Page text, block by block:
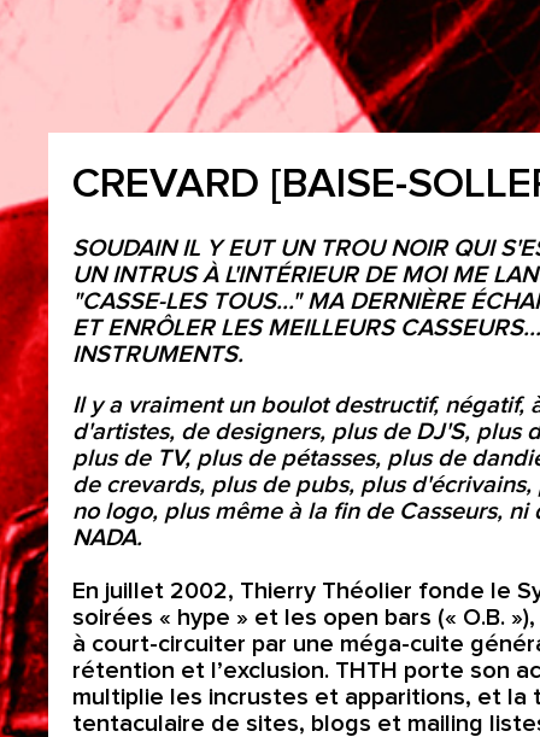
CREVARD [BAISE-
SOUDAIN IL Y EUT UN TROU NOIR QUI
UN INTRUS À L'INTÉRIEUR DE MOI ME
"CASSE-LES TOUS..." MA DERNIÈRE
ET ENRÔLER LES MEILLEURS
INSTRUMENTS.
Il y a vraiment un boulot destructif, négatif,
d'artistes, de designers, plus de DJ'S, plus
plus de TV, plus de pétasses, plus de
de crevards, plus de pubs, plus
no logo, plus même à la fin de Casseurs,
NADA.
En juillet 2002, Thierry Théolier fonde le
soirées « hype » et les open bars (« O.B.
à court-circuiter par une méga-cuite
rétention et l’exclusion. THTH porte son
multiplie les incrustes et apparitions, et la
tentaculaire de sites, blogs et mailing